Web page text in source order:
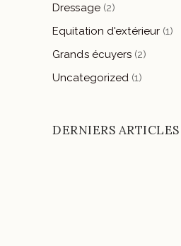
Dressage(2)
Equitation d'extérieur (1)
Grands écuyers (2)
Uncategorized (1)
DERNIERS ARTICLES